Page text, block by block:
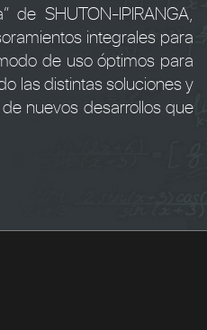
de SHUTON-IPIRANGA,
integrales para
de uso óptimos para
las distintas soluciones y
nuevos desarrollos que